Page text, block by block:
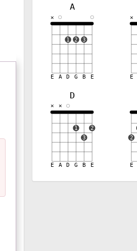
A
E A D G B E
✕
1 2 3
E
✕
D
E A D G B E
✕ ✕
1
3
2
E
2